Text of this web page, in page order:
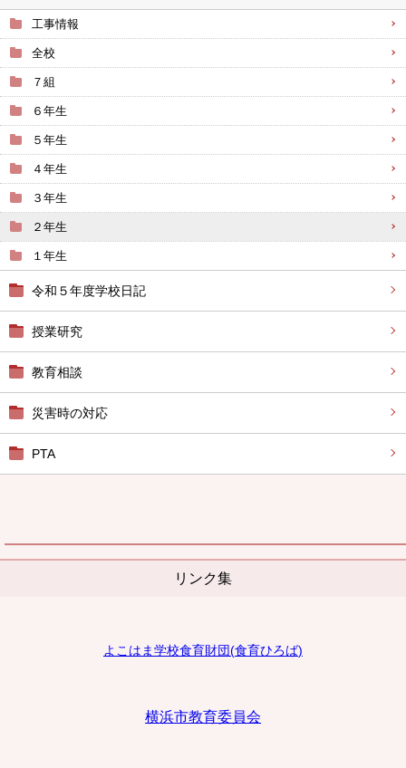
工事情報
全校
７組
６年生
５年生
４年生
３年生
２年生
１年生
令和５年度学校日記
授業研究
教育相談
災害時の対応
PTA
リンク集
よこはま学校食育財団(食育ひろば)
横浜市教育委員会